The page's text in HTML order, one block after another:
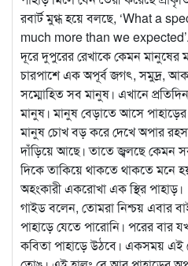
রবার্ট মুগ্ধ হয়ে বলছে, ‘What a
much more than we
দূরে দুপুরের রেখাকে কেমন
চারপাশে এক অপূর্ব জগৎ, সমুদ্র,
সম্মোহিত সব মানুষ। এখানে
মানুষ। মানুষ বেড়াতে আসে
মানুষ চোখ বড় করে দেখে অপার
দাঁড়িয়ে আছে। তাতে জ্বলছে কেমন
দিকে তাকিয়ে থাকতে থাকতে মনে
অহংকারী একরোখা এক স্থির পাহাড়।
গাইড বলেন, তোমরা নিশ্চয় এবার
পাহাড়ে যেতে পারোনি। পরের
কবিতা পাহাড়ে উঠবে। একসময় এই